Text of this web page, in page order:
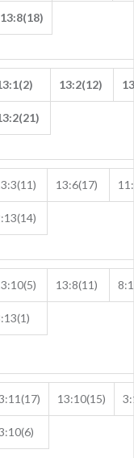
13:8(18)
13:2(12)
13:6(17)
13:8(11)
13:10(15)